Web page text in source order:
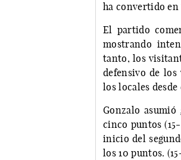
ha convertido en
El partido
mostrando
tanto, los
defensivo de
los locales
Gonzalo
cinco puntos
inicio del
los 10 puntos.